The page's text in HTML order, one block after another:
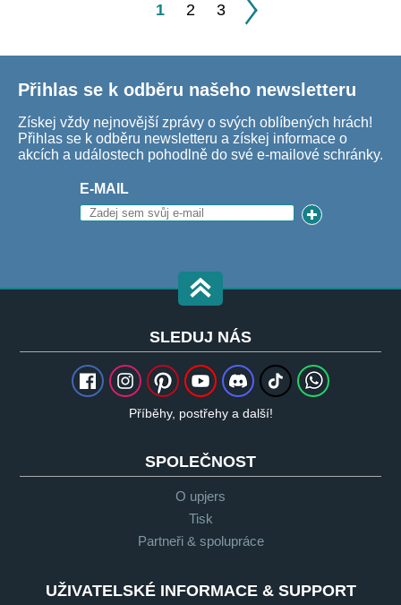
1 2 3
Přihlas se k odběru našeho newsletteru
Získej vždy nejnovější zprávy o svých oblíbených hrách!
Přihlas se k odběru newsletteru a získej informace o
akcích a událostech pohodlně do své e-mailové schránky.
E-MAIL
SLEDUJ NÁS
Příběhy, postřehy a další!
SPOLEČNOST
O upjers
Tisk
Partneři & spolupráce
UŽIVATELSKÉ INFORMACE & SUPPORT